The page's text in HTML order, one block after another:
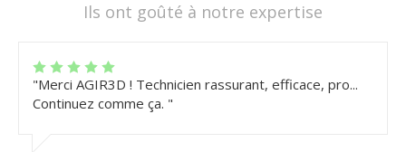
Ils ont goûté à notre expertise
"Merci AGIR3D ! Technicien rassurant, efficace, pro...
Continuez comme ça. "